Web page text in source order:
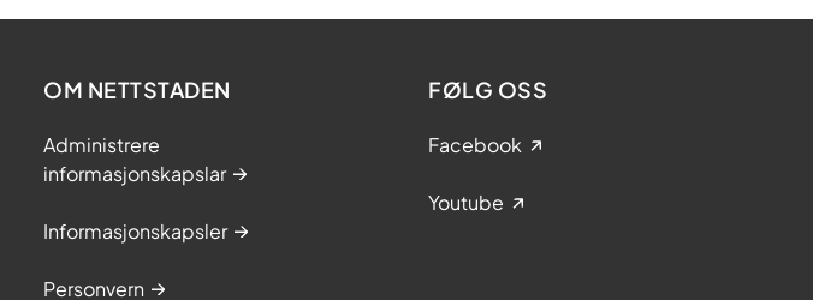
OM NETTSTADEN
Administrere
informasjonskapslar
Informasjonskapsler
Personvern
FØLG OSS
Facebook
Youtube